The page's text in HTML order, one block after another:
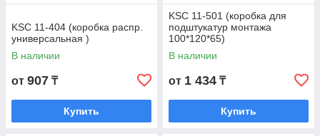
KSC 11-404 (коробка распр.
универсальная )
В наличии
от 907 ₸
Купить
KSC 11-501 (коробка для
подштукатур монтажа
100*120*65)
В наличии
от 1 434 ₸
Купить